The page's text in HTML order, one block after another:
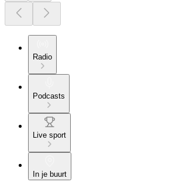
Radio
Podcasts
Live sport
In je buurt